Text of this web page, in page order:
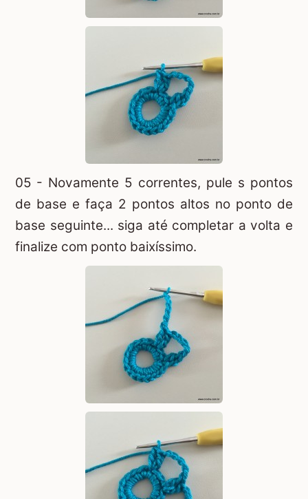
05 - Novamente 5 correntes, pule s pontos
de base e faça 2 pontos altos no ponto de
base seguinte... siga até completar a volta e
finalize com ponto baixíssimo.